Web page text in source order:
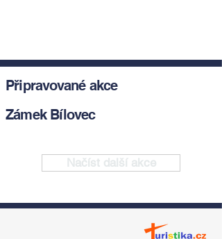
Připravované akce
Zámek Bílovec
Načíst další akce